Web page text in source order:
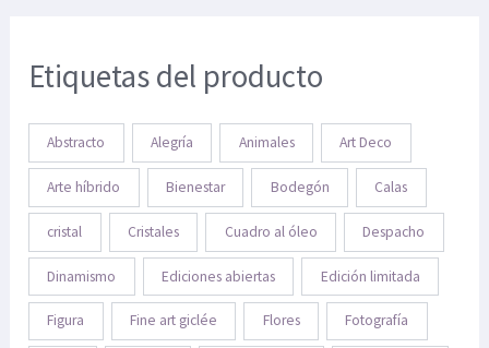
Etiquetas del producto
Abstracto Alegría Animales Art Deco
Arte híbrido Bienestar Bodegón Calas
cristal Cristales Cuadro al óleo Despacho
Dinamismo Ediciones abiertas Edición limitada
Figura Fine art giclée Flores Fotografía